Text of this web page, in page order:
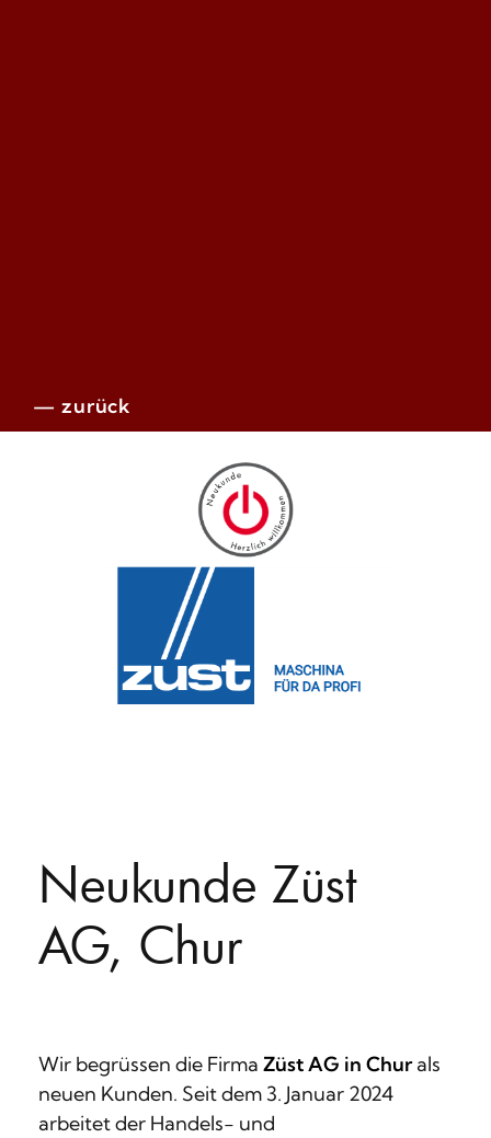
— zurück
Neukunde Züst
AG, Chur
Wir begrüssen die Firma Züst AG in Churals
neuen Kunden. Seit dem 3. Januar 2024
arbeitet der Handels- und